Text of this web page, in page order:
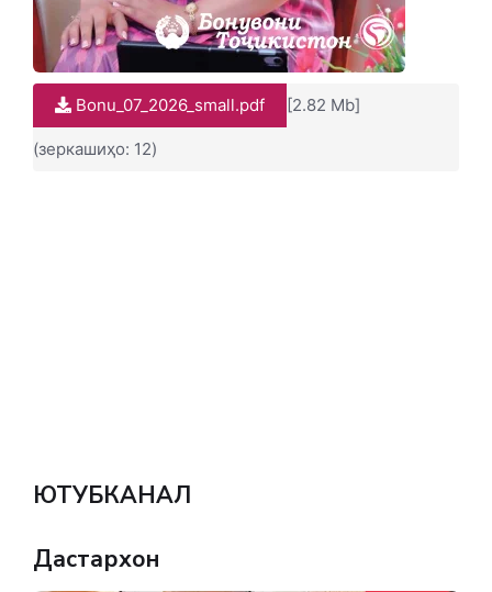
Bonu_07_2026_small.pdf [2.82 Mb]
(зеркашиҳо: 12)
ЮТУБКАНАЛ
Дастархон